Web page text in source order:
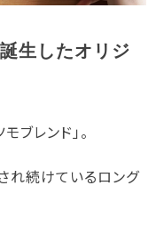
生したオリジ
ブレンド」。
れ続けているロング